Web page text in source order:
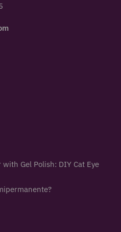
Gel Polish: DIY Cat Eye